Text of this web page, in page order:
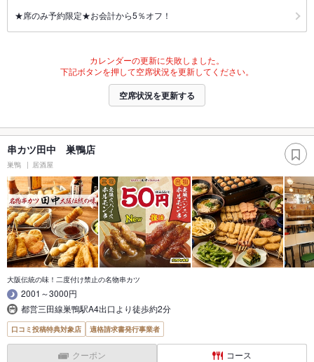
★席のみ予約限定★お会計から5％オフ！
カレンダーの更新に失敗しました。
下記ボタンを押して空席状況を更新してください。
空席状況を更新する
串カツ田中 巣鴨店
巣鴨 居酒屋
大阪伝統の味！二度付け禁止の名物串カツ
2001～3000円
都営三田線巣鴨駅A4出口より徒歩約2分
口コミ投稿特典対象店 適格請求書発行事業者
クーポン コース